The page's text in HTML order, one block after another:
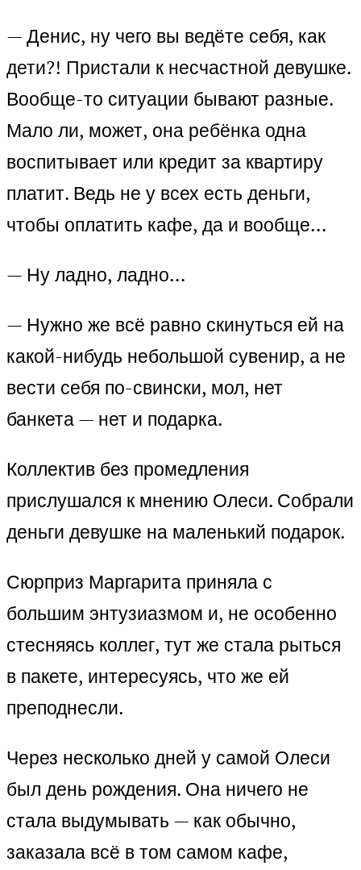
— Денис, ну чего вы ведёте себя, как
дети?! Пристали к несчастной девушке.
Вообще-то ситуации бывают разные.
Мало ли, может, она ребёнка одна
воспитывает или кредит за квартиру
платит. Ведь не у всех есть деньги,
чтобы оплатить кафе, да и вообще…
— Ну ладно, ладно…
— Нужно же всё равно скинуться ей на
какой-нибудь небольшой сувенир, а не
вести себя по-свински, мол, нет
банкета — нет и подарка.
Коллектив без промедления
прислушался к мнению Олеси. Собрали
деньги девушке на маленький подарок.
Сюрприз Маргарита приняла с
большим энтузиазмом и, не особенно
стесняясь коллег, тут же стала рыться
в пакете, интересуясь, что же ей
преподнесли.
Через несколько дней у самой Олеси
был день рождения. Она ничего не
стала выдумывать — как обычно,
заказала всё в том самом кафе,